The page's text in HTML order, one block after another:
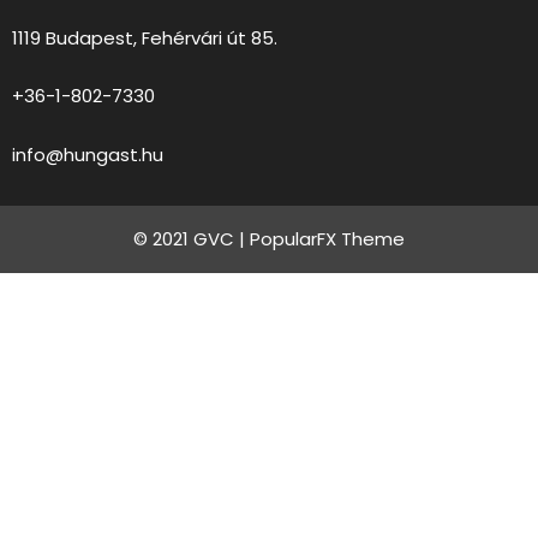
1119 Budapest, Fehérvári út 85.
+36-1-802-7330
info@hungast.hu
© 2021 GVC | PopularFX Theme